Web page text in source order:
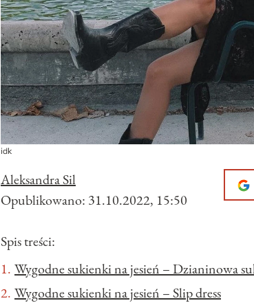
idk
Aleksandra Sil
Opublikowano: 31.10.2022, 15:50
Spis treści:
Wygodne sukienki na jesień – Dzianinowa
Wygodne sukienki na jesień – Slip dress